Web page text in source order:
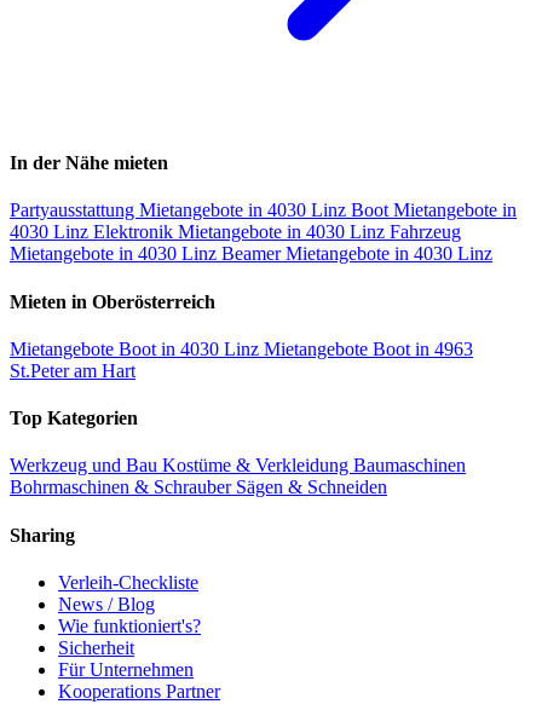
In der Nähe mieten
Partyausstattung Mietangebote in 4030 Linz Boot Mietangebote in
4030 Linz Elektronik Mietangebote in 4030 Linz Fahrzeug
Mietangebote in 4030 Linz Beamer Mietangebote in 4030 Linz
Mieten in Oberösterreich
Mietangebote Boot in 4030 Linz Mietangebote Boot in 4963
St.Peter am Hart
Top Kategorien
Werkzeug und Bau Kostüme & Verkleidung Baumaschinen
Bohrmaschinen & Schrauber Sägen & Schneiden
Sharing
Verleih-Checkliste
News / Blog
Wie funktioniert's?
Sicherheit
Für Unternehmen
Kooperations Partner